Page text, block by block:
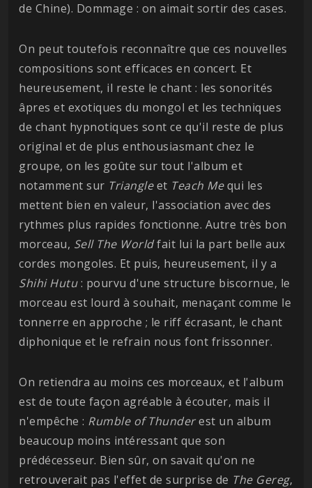
de Chine). Dommage : on aimait sortir des cases.
On peut toutefois reconnaître que ces nouvelles
compositions sont efficaces en concert. Et
heureusement, il reste le chant : les sonorités
âpres et exotiques du mongol et les techniques
de chant hypnotiques sont ce qu'il reste de plus
original et de plus enthousiasmant chez le
groupe, on les goûte sur tout l'album et
notamment sur Triangleet Teach Mequi les
mettent bien en valeur, l'association avec des
rythmes plus rapides fonctionne. Autre très bon
morceau, Sell The Worldfait lui la part belle aux
cordes mongoles. Et puis, heureusement, il y a
Shihi Hutu: pourvu d'une structure biscornue, le
morceau est lourd à souhait, menaçant comme le
tonnerre en approche ; le riff écrasant, le chant
diphonique et le refrain nous font frissonner.
On retiendra au moins ces morceaux, et l'album
est de toute façon agréable à écouter, mais il
n'empêche : Rumble of Thunderest un album
beaucoup moins intéressant que son
prédécesseur. Bien sûr, on savait qu'on ne
retrouverait pas l'effet de surprise de The Gereg,